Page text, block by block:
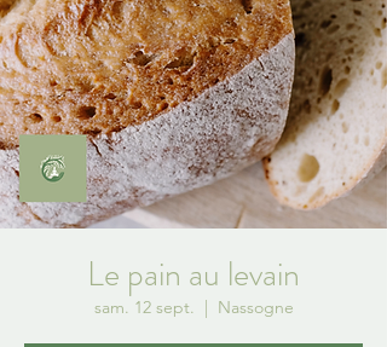
Le pain au levain
sam. 12 sept.
  |
Nassogne